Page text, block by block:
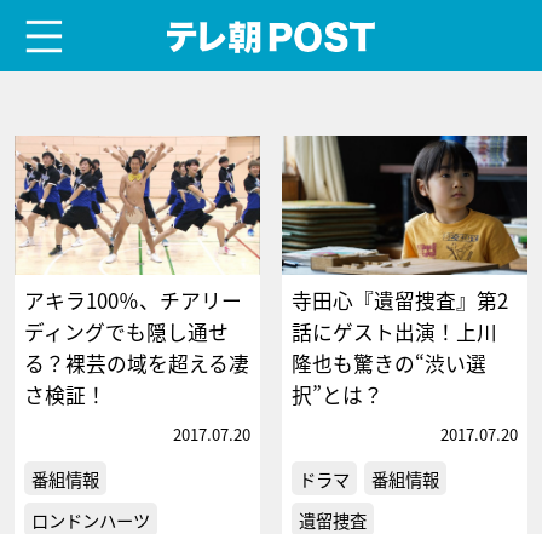
アキラ100％、チアリー
ディングでも隠し通せ
る？裸芸の域を超える凄
さ検証！
2017.07.20
番組情報
ロンドンハーツ
寺田心『遺留捜査』第2
話にゲスト出演！上川
隆也も驚きの“渋い選
択”とは？
2017.07.20
ドラマ
番組情報
遺留捜査